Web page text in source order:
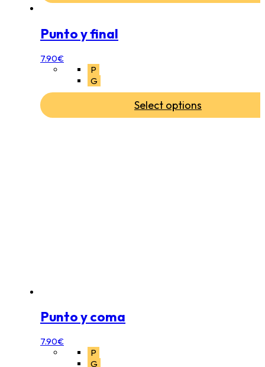
Punto y final
7.90€
P
G
Select options
Punto y coma
7.90€
P
G